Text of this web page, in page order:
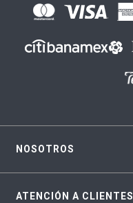
NOSOTROS
ATENCIÓN A CLIENTES